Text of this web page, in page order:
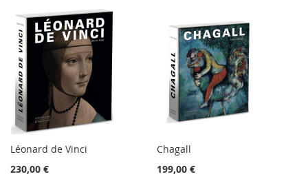
Léonard de Vinci
230,00 €
Chagall
199,00 €